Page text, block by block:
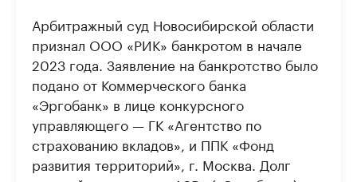
Арбитражный суд Новосибирской области
признал ООО «РИК» банкротом в начале
2023 года. Заявление на банкротство было
подано от Коммерческого банка
«Эргобанк» в лице конкурсного
управляющего — ГК «Агентство по
страхованию вкладов», и ППК «Фонд
развития территорий», г. Москва. Долг